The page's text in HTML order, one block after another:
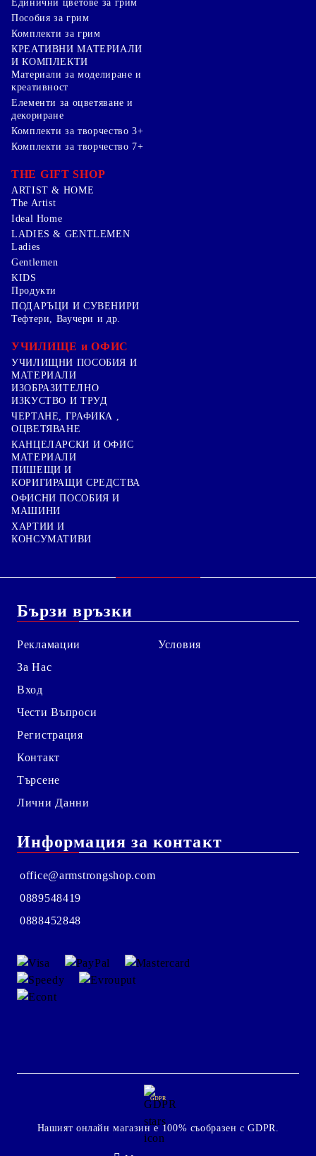
Единични цветове за грим
Пособия за грим
Комплекти за грим
КРЕАТИВНИ МАТЕРИАЛИ
И КОМПЛЕКТИ
Mатериали за моделиране и
креативност
Елементи за оцветяване и
декориране
Комплекти за творчество 3+
Комплекти за творчество 7+
THE GIFT SHOP
ARTIST & HOME
The Artist
Ideal Home
LADIES & GENTLEMEN
Ladies
Gentlemen
KIDS
Продукти
ПОДАРЪЦИ И СУВЕНИРИ
Тефтери, Ваучери и др.
УЧИЛИЩЕ и ОФИС
УЧИЛИЩНИ ПОСОБИЯ И
МАТЕРИАЛИ
ИЗОБРАЗИТЕЛНО
ИЗКУСТВО И ТРУД
ЧЕРТАНЕ, ГРАФИКА ,
ОЦВЕТЯВАНЕ
КАНЦЕЛАРСКИ И ОФИС
МАТЕРИАЛИ
ПИШЕЩИ И
КОРИГИРАЩИ СРЕДСТВА
ОФИСНИ ПОСОБИЯ И
МАШИНИ
ХАРТИИ И
КОНСУМАТИВИ
Бързи връзки
Рекламации
За Нас
Вход
Чести Въпроси
Регистрация
Контакт
Търсене
Лични Данни
Условия
Информация за контакт
office@armstrongshop.com
0889548419
0888452848
GDPR
Нашият онлайн магазин е 100% съобразен с GDPR.